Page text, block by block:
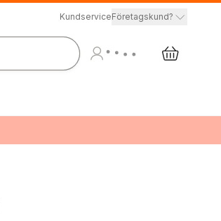
KundserviceFöretagskund?